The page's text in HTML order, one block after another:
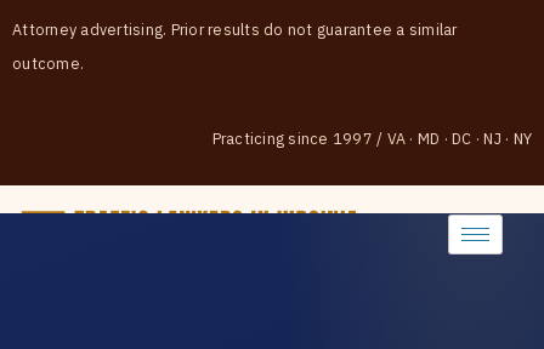
Attorney advertising. Prior results do not guarantee a similar
outcome.
Practicing since 1997 / VA · MD · DC · NJ · NY